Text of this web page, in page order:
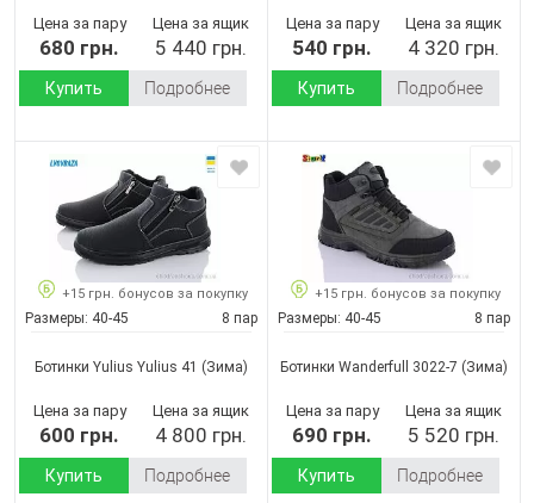
Цена за пару
680 грн.
Цена за ящик
5 440 грн.
Купить Подробнее
Цена за пару
540 грн.
Цена за ящик
4 320 грн.
Купить Подробнее
+15 грн. бонусов за покупку
Размеры: 40-45 8 пар
Ботинки Yulius Yulius 41 (Зима)
Цена за пару
600 грн.
Цена за ящик
4 800 грн.
Купить Подробнее
+15 грн. бонусов за покупку
Размеры: 40-45 8 пар
Ботинки Wanderfull 3022-7 (Зима)
Цена за пару
690 грн.
Цена за ящик
5 520 грн.
Купить Подробнее